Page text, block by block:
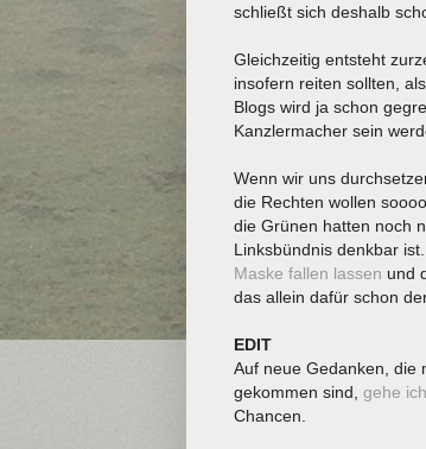
schließt sich deshalb
Gleichzeitig entsteht
insofern reiten sollten,
Blogs wird ja schon
Kanzlermacher sein
Wenn wir uns
die Rechten wollen
die Grünen hatten noch
Linksbündnis denkbar
Maske fallen lassen und
das allein dafür schon
EDIT
Auf neue Gedanken, die
gekommen sind, gehe
Chancen.